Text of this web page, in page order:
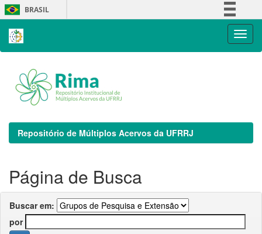
Skip
navigation
BRASIL
Repositório de Múltiplos Acervos da UFRRJ
Página de Busca
Buscar em:
por